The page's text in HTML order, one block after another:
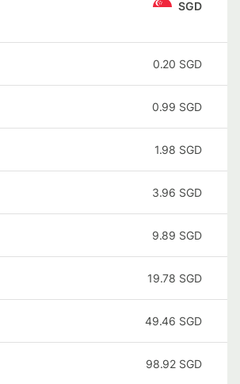
SGD
0.20 SGD
0.99 SGD
1.98 SGD
3.96 SGD
9.89 SGD
19.78 SGD
49.46 SGD
98.92 SGD